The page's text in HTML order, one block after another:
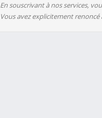
En souscrivant à nos services,
Vous avez explicitement